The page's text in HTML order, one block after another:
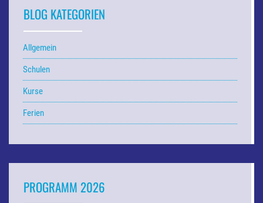
BLOG KATEGORIEN
Allgemein
Schulen
Kurse
Ferien
PROGRAMM 2026